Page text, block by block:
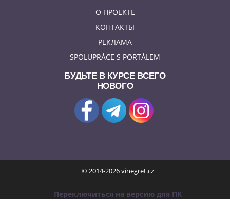
О ПРОЕКТЕ
КОНТАКТЫ
РЕКЛАМА
SPOLUPRÁCE S PORTÁLEM
БУДЬТЕ В КУРСЕ ВСЕГО
НОВОГО
© 2014-2026 vinegret.cz
Переключиться на версию для ПК